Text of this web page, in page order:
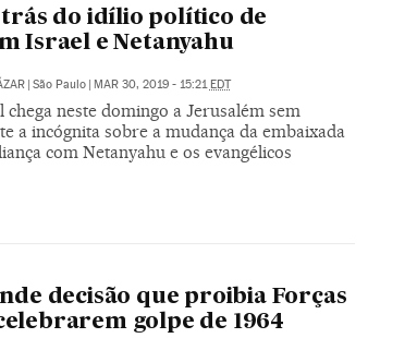
trás do idílio político de
Israel e Netanyahu
São Paulo MAR 30, 2019 - 15:21 EDT
neste domingo a Jerusalém sem
a incógnita sobre a mudança da embaixada
com Netanyahu e os evangélicos
decisão que proibia Forças
golpe de 1964